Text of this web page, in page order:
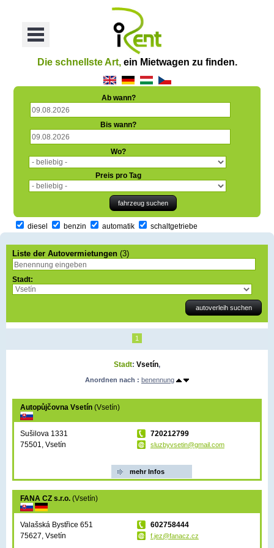
Menu
Die schnellste Art,ein Mietwagen zu finden.
Ab wann?
Bis wann?
Wo?
Preis pro Tag
diesel benzin automatik schaltgetriebe
Liste der Autovermietungen (3)
Stadt:
1
Stadt: Vsetín,
Anordnen nach : benennung
Autopůjčovna Vsetín (Vsetín)
Sušilova 1331
75501, Vsetín
720212799
sluzbyvsetin@gmail.com
mehr Infos
FANA CZ s.r.o. (Vsetín)
Valašská Bystřice 651
75627, Vsetín
602758444
f.jez@fanacz.cz